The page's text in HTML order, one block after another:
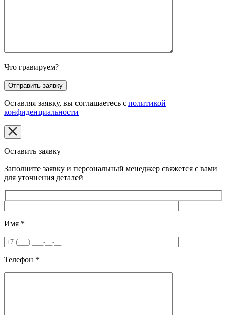
Что гравируем?
Оставляя заявку, вы соглашаетесь с политикой
конфиденциальности
Оставить заявку
Заполните заявку и персональный менеджер свяжется с вами
для уточнения деталей
Имя *
Телефон *